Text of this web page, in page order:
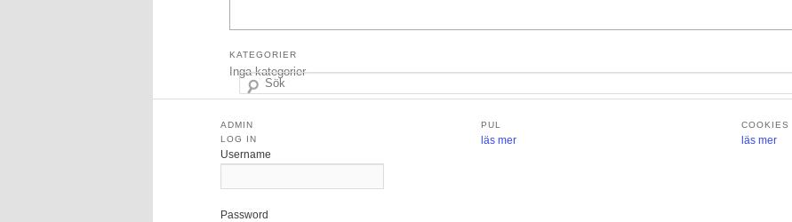
KATEGORIER
Inga kategorier
ADMIN
LOG IN
Username
Password
PUL
läs mer
COOKIES
läs mer